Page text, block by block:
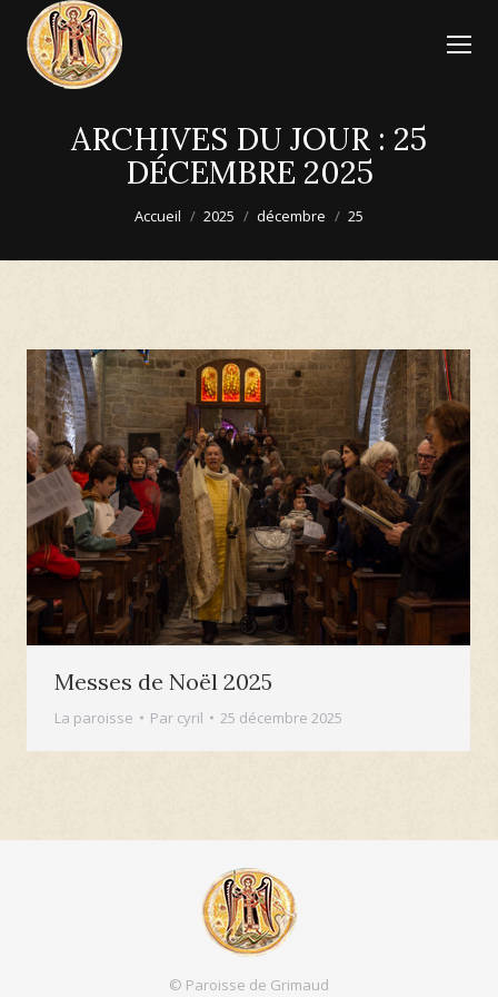
ARCHIVES DU JOUR : 25
DÉCEMBRE 2025
Accueil 2025 décembre 25
Messes de Noël 2025
La paroisse Par cyril 25 décembre 2025
© Paroisse de Grimaud